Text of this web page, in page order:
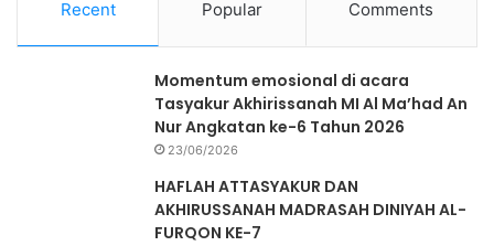
Recent Popular Comments
Momentum emosional di acara
Tasyakur Akhirissanah MI Al Ma’had An
Nur Angkatan ke-6 Tahun 2026
23/06/2026
HAFLAH ATTASYAKUR DAN
AKHIRUSSANAH MADRASAH DINIYAH AL-
FURQON KE-7